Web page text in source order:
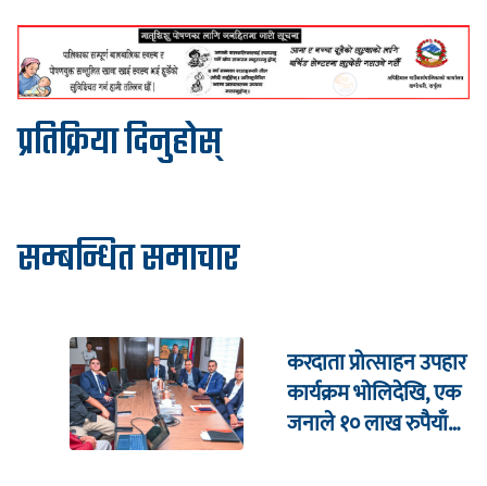
प्रतिक्रिया दिनुहोस्
सम्बन्धित समाचार
करदाता प्रोत्साहन उपहार
कार्यक्रम भाेलिदेखि, एक
जनाले १० लाख रुपैयाँ